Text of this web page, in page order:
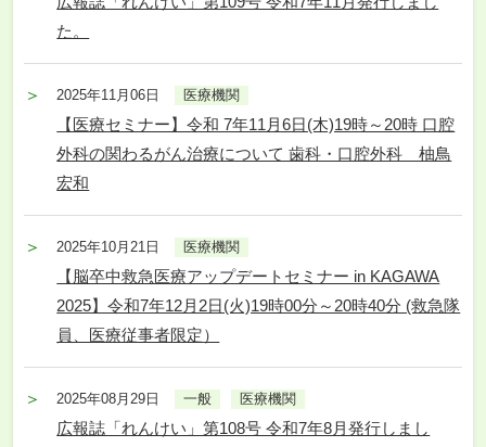
た。
2025年11月06日 医療機関
【医療セミナー】令和 7年11月6日(木)19時～20時 口腔
外科の関わるがん治療について 歯科・口腔外科 柚鳥
宏和
2025年10月21日 医療機関
【脳卒中救急医療アップデートセミナー in KAGAWA
2025】令和7年12月2日(火)19時00分～20時40分 (救急隊
員、医療従事者限定）
2025年08月29日 一般 医療機関
広報誌「れんけい」第108号 令和7年8月発行しまし